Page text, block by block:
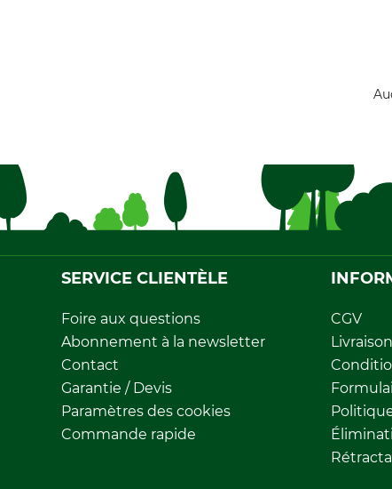
SERVICE CLIENTÈLE
Foire aux questions
Abonnement à la newsletter
Contact
Garantie / Devis
Paramètres des cookies
Commande rapide
CGV
Livraison